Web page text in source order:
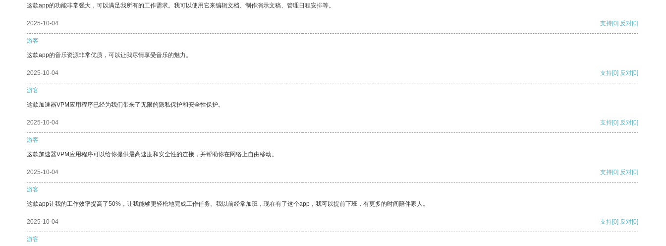
这款app的功能非常强大，可以满足我所有的工作需求。我可以使用它来编辑文档、制作演示文稿、管理日程安排等。
2025-10-04 支持[0] 反对[0]
游客
这款app的音乐资源非常优质，可以让我尽情享受音乐的魅力。
2025-10-04 支持[0] 反对[0]
游客
这款加速器VPM应用程序已经为我们带来了无限的隐私保护和安全性保护。
2025-10-04 支持[0] 反对[0]
游客
这款加速器VPM应用程序可以给你提供最高速度和安全性的连接，并帮助你在网络上自由移动。
2025-10-04 支持[0] 反对[0]
游客
这款app让我的工作效率提高了50%，让我能够更轻松地完成工作任务。我以前经常加班，现在有了这个app，我可以提前下班，有更多的时间陪伴家人。
2025-10-04 支持[0] 反对[0]
游客